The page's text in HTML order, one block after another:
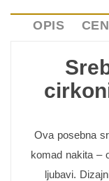
OPIS
Ova posebna
komad nakita –
ljubavi.